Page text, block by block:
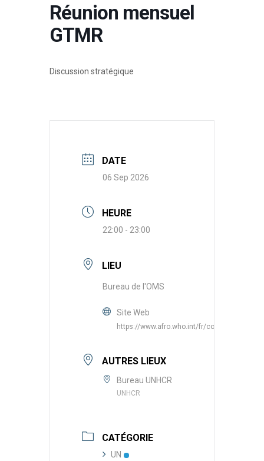
Réunion mensuel
GTMR
Discussion stratégique
DATE
06 Sep 2026
HEURE
22:00 - 23:00
LIEU
Bureau de l'OMS
Site Web
https://www.afro.who.int/fr/countries/niger
AUTRES LIEUX
Bureau UNHCR
UNHCR
CATÉGORIE
UN